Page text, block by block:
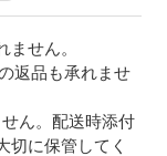
せん。
返品も承れませ
ん。配送時添付
切に保管してく